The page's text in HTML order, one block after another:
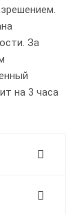
За
на 3 часа